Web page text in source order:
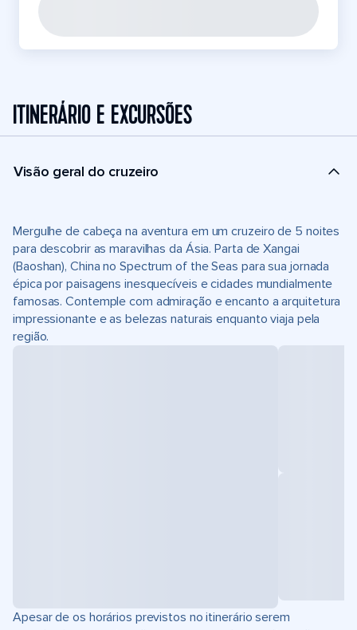
ITINERÁRIO E EXCURSÕES
Visão geral do cruzeiro
Mergulhe de cabeça na aventura em um cruzeiro de 5 noites
para descobrir as maravilhas da Ásia. Parta de Xangai
(Baoshan), China no Spectrum of the Seas para sua jornada
épica por paisagens inesquecíveis e cidades mundialmente
famosas. Contemple com admiração e encanto a arquitetura
impressionante e as belezas naturais enquanto viaja pela
região.
Apesar de os horários previstos no itinerário serem